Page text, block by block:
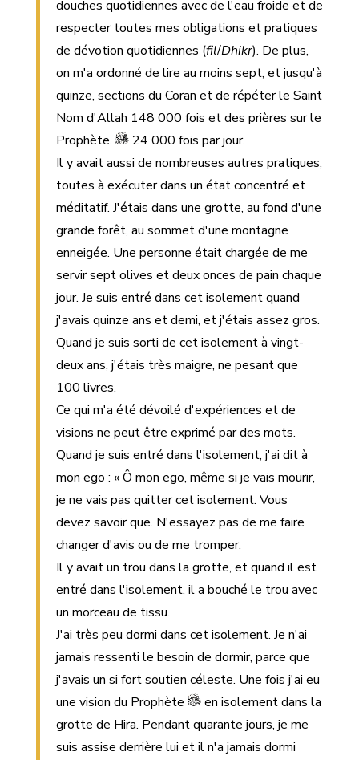
douches quotidiennes avec de l'eau froide et de
respecter toutes mes obligations et pratiques
de dévotion quotidiennes (fil/Dhikr). De plus,
on m'a ordonné de lire au moins sept, et jusqu'à
quinze, sections du Coran et de répéter le Saint
Nom d'Allah 148 000 fois et des prières sur le
Prophète.
24 000 fois par jour.
Il y avait aussi de nombreuses autres pratiques,
toutes à exécuter dans un état concentré et
méditatif. J'étais dans une grotte, au fond d'une
grande forêt, au sommet d'une montagne
enneigée. Une personne était chargée de me
servir sept olives et deux onces de pain chaque
jour. Je suis entré dans cet isolement quand
j'avais quinze ans et demi, et j'étais assez gros.
Quand je suis sorti de cet isolement à vingt-
deux ans, j'étais très maigre, ne pesant que
100 livres.
Ce qui m'a été dévoilé d'expériences et de
visions ne peut être exprimé par des mots.
Quand je suis entré dans l'isolement, j'ai dit à
mon ego : « Ô mon ego, même si je vais mourir,
je ne vais pas quitter cet isolement. Vous
devez savoir que. N'essayez pas de me faire
changer d'avis ou de me tromper.
Il y avait un trou dans la grotte, et quand il est
entré dans l'isolement, il a bouché le trou avec
un morceau de tissu.
J'ai très peu dormi dans cet isolement. Je n'ai
jamais ressenti le besoin de dormir, parce que
j'avais un si fort soutien céleste. Une fois j'ai eu
une vision du Prophète
en isolement dans la
grotte de Hira. Pendant quarante jours, je me
suis assise derrière lui et il n'a jamais dormi